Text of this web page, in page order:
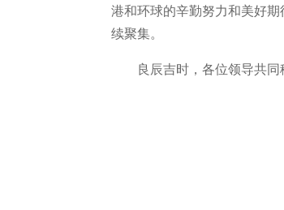
港和环球的辛勤努力和美好
续聚集。
良辰吉时，各位领导共